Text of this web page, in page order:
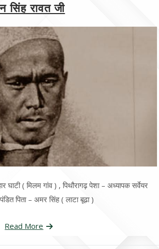
सिंह रावत जी
( मिलम गांव ) , पिथौरागढ़ पेशा – अध्यापक सर्वेयर
पिता – अमर सिंह ( लाटा बूढा )
Read More